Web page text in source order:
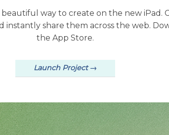
beautiful way to create on the new iPad.
instantly share them across the web.
the App Store.
Launch Project